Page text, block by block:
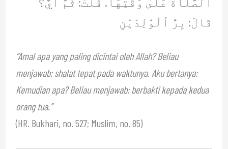
قَالَ: بِرُّ ٱلْوَٰلِدَيْنِ
“Amal apa yang paling dicintai oleh Allah? Beliau
menjawab: shalat tepat pada waktunya. Aku bertanya:
Kemudian apa? Beliau menjawab: berbakti kepada kedua
orang tua.”
(HR. Bukhari, no. 527; Muslim, no. 85)